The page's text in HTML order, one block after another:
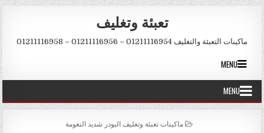
Skip to content
تعبئة وتغليف
ماكينات التعبئة والتغليف 01211116954 – 01211116956 – 01211116958
MENU
MENU
POSTED IN
ماكينات تعبئة وتغليف البودر شديد النعومة